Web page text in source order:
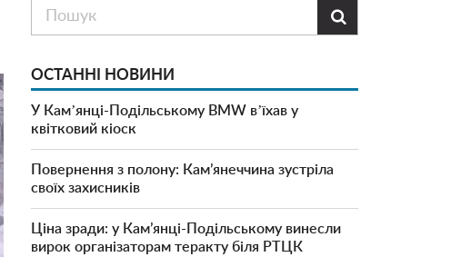

ОСТАННІ НОВИНИ
У Камʼянці-Подільському BMW вʼїхав у
квітковий кіоск
Повернення з полону: Кам’янеччина зустріла
своїх захисників
Ціна зради: у Кам’янці-Подільському винесли
вирок організаторам теракту біля РТЦК